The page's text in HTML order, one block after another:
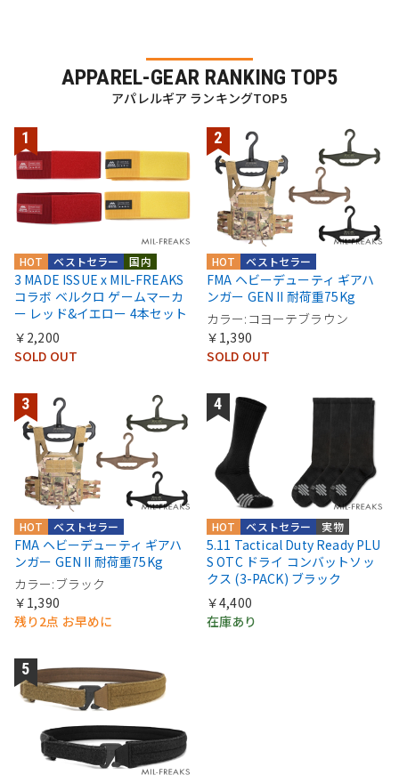
APPAREL-GEAR RANKING TOP5
アパレルギア ランキングTOP5
国内
ベストセラー
HOT
3 MADE ISSUE x MIL-FREAKS
コラボ ベルクロ ゲームマーカ
ー レッド&イエロー 4本セット
￥2,200
SOLD OUT
ベストセラー
HOT
FMA ヘビーデューティ ギアハ
ンガー GEN II 耐荷重75Kg
カラー:コヨーテブラウン
￥1,390
SOLD OUT
ベストセラー
HOT
FMA ヘビーデューティ ギアハ
ンガー GEN II 耐荷重75Kg
カラー:ブラック
￥1,390
残り2点 お早めに
実物
ベストセラー
HOT
5.11 Tactical Duty Ready PLU
S OTC ドライ コンバットソッ
クス (3-PACK) ブラック
￥4,400
在庫あり